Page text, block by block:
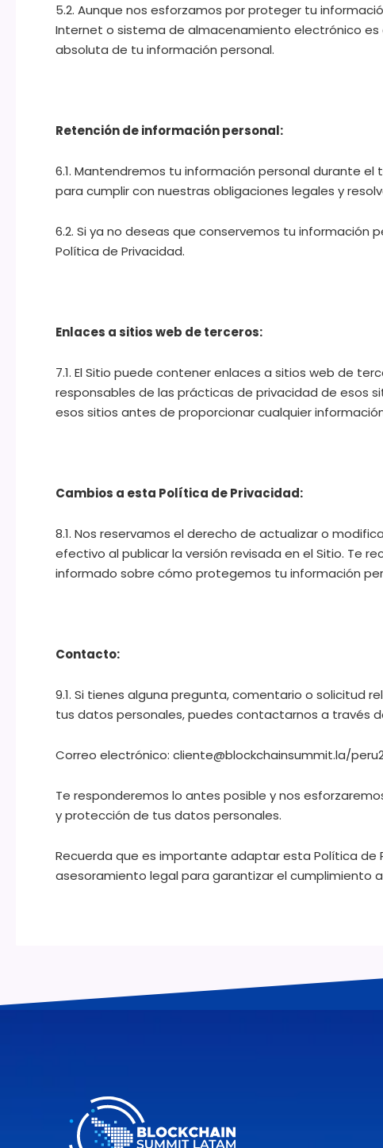
5.2. Aunque nos esforzamos por proteger tu
Internet o sistema de almacenamiento electrónico
absoluta de tu información personal.
Retención de información personal:
6.1. Mantendremos tu información personal durante
para cumplir con nuestras obligaciones legales y
6.2. Si ya no deseas que conservemos tu
Política de Privacidad.
Enlaces a sitios web de terceros:
7.1. El Sitio puede contener enlaces a sitios web de
responsables de las prácticas de privacidad de esos
esos sitios antes de proporcionar cualquier
Cambios a esta Política de Privacidad:
8.1. Nos reservamos el derecho de actualizar o
efectivo al publicar la versión revisada en el Sitio. Te
informado sobre cómo protegemos tu información
Contacto:
9.1. Si tienes alguna pregunta, comentario o solicitud
tus datos personales, puedes contactarnos a través
Correo electrónico: cliente@blockchainsummit.la/
Te responderemos lo antes posible y nos
y protección de tus datos personales.
Recuerda que es importante adaptar esta Política de
asesoramiento legal para garantizar el cumplimiento